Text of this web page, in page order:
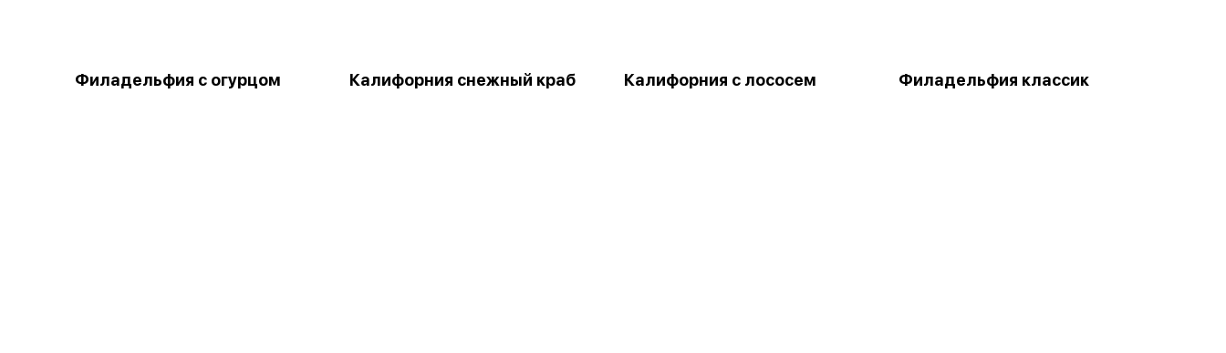
Филадельфия с огурцом Калифорния снежный краб Калифорния с лососем Филадельфия классик